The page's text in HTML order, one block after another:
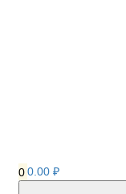
00.00 ₽